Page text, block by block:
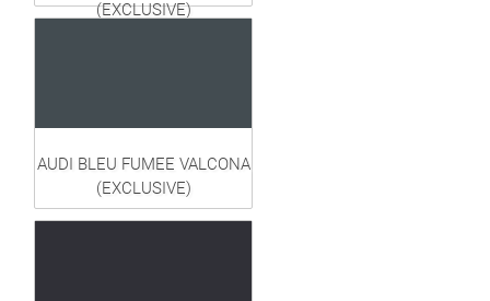
(EXCLUSIVE)
AUDI BLEU FUMEE VALCONA
(EXCLUSIVE)